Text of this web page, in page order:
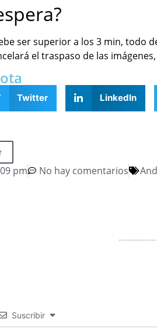
ser superior a los 3 min, todo
el traspaso de las
Twitter LinkedIn
pm No hay comentarios
Suscribir